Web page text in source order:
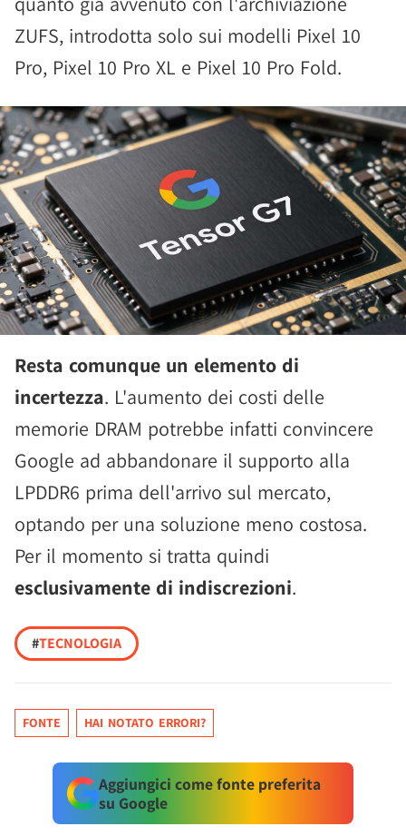
ZUFS, introdotta solo sui modelli Pixel 10
Pro, Pixel 10 Pro XL e Pixel 10 Pro Fold.
Resta comunque un elemento di
incertezza. L'aumento dei costi delle
memorie DRAM potrebbe infatti convincere
Google ad abbandonare il supporto alla
LPDDR6 prima dell'arrivo sul mercato,
optando per una soluzione meno costosa.
Per il momento si tratta quindi
esclusivamente di indiscrezioni.
#TECNOLOGIA
FONTE HAI NOTATO ERRORI?
Aggiungici come fonte preferita
su Google